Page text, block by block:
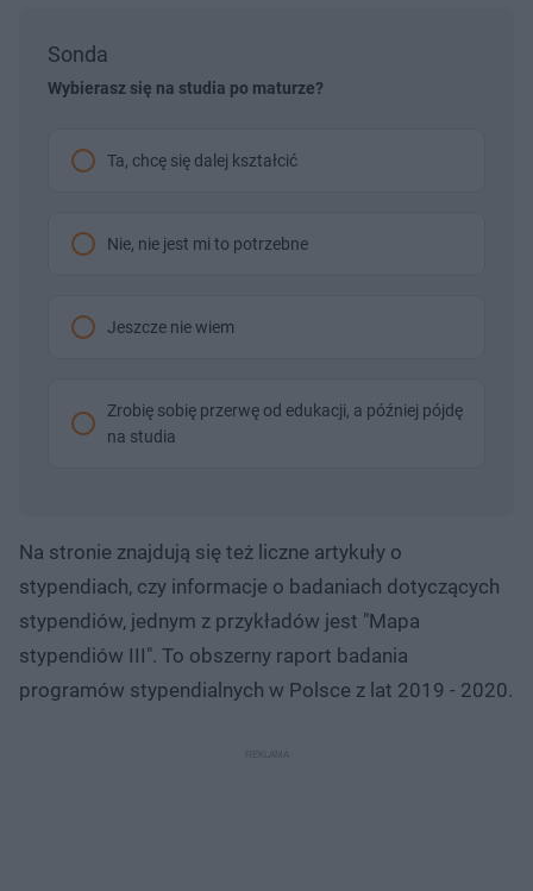
Sonda
Wybierasz się na studia po maturze?
Ta, chcę się dalej kształcić
Nie, nie jest mi to potrzebne
Jeszcze nie wiem
Zrobię sobię przerwę od edukacji, a później pójdę
na studia
Na stronie znajdują się też liczne artykuły o
stypendiach, czy informacje o badaniach dotyczących
stypendiów, jednym z przykładów jest "Mapa
stypendiów III". To obszerny raport badania
programów stypendialnych w Polsce z lat 2019 - 2020.